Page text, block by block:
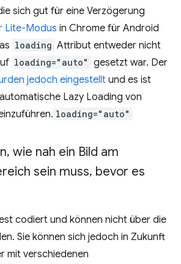
sich gut für eine Verzögerung
Lite-Modus in Chrome für Android
loading Attribut entweder nicht
loading="auto" gesetzt war. Der
jedoch eingestellt und es ist
Lazy Loading von
loading="auto"
, wie nah ein Bild am
sein muss, bevor es
codiert und können nicht über die
Sie können sich jedoch in Zukunft
mit verschiedenen